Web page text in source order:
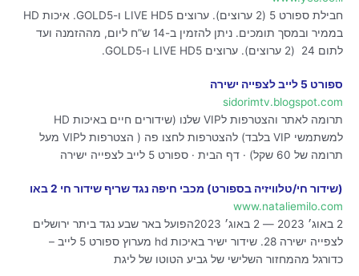
חבילת ספורט 5 (2 ערוצים). ערוצים LIVE HD5 ו-GOLD5. איכות HD
בממיר ובמסך תומכים. ניתן להזמין ב-14 ש”ח ליום, מההזמנה ועד
לתום 24 (2 ערוצים). ערוצים LIVE HD5 ו-GOLD5.
ספורט 5 לייב לצפייה ישירה
sidorimtv.blogspot.com
תרומה לאתר והצטרפות לVIP שלנו (שידורים חיים באיכות HD
למשתמשי VIP בלבד) להצטרפות לחצו פה ( הצטרפות לVIP מעל
תרומה של 60 שקל) · דף הבית · ספורט 5 לייב לצפייה ישירה
(שידור חי/טלוויזיה בספורט) מכבי חיפה נגד שריף שידור חי 2 באו
www.nataliemilo.com
2 באוג׳ 2023 — 2 באוג׳ 2023הפועל באר שבע נגד ביתר ירושלים
לצפייה ישירה 28. שידור ישיר באיכות hd מערוץ ספורט 5 לייב –
כדורגל מהמחזור השלישי של גביע הטוטו של ליגת